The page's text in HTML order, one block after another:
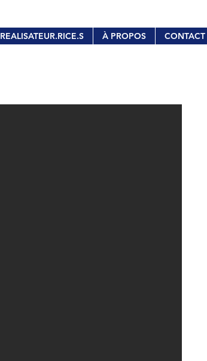
REALISATEUR.RICE.S À PROPOS CONTACT